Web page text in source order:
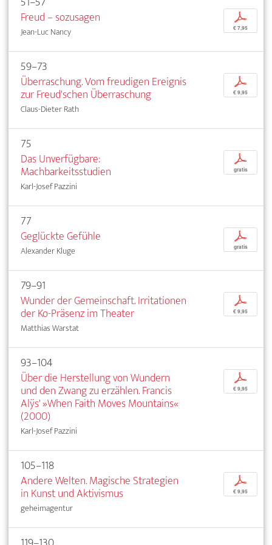
Freud – sozusagen
Jean-Luc Nancy
p
€ 7,95
59–73
Überraschung. Vom freudigen Ereignis
zur Freud'schen Überraschung
Claus-Dieter Rath
p
€ 9,95
75
Das Unverfügbare:
Machbarkeitsstudien
Karl-Josef Pazzini
p
gratis
77
Geglückte Gefühle
Alexander Kluge
p
gratis
79–91
Wunder der Gemeinschaft. Irritationen
der Ko-Präsenz im Theater
Matthias Warstat
p
€ 9,95
93–104
Über die Herstellung von Wundern
und den Zwang zu erzählen. Francis
Alÿs' »When Faith Moves Mountains«
(2000)
Karl-Josef Pazzini
p
€ 9,95
105–118
Andere Welten. Magische Strategien
in Kunst und Aktivismus
geheimagentur
p
€ 9,95